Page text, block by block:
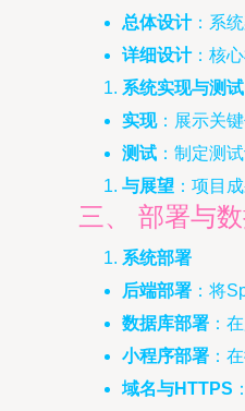
总体设计：系
详细设计：核
系统实现与测试
实现：展示关
测试 ：制定测
与展望 ：项目
三、 部署与
系统部署
后端部署 ：将
数据库部署 ：
小程序部署 ：
域名与HTTPS